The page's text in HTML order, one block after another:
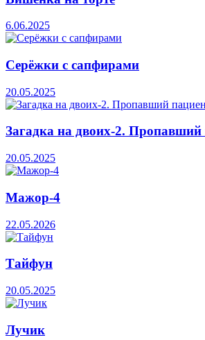
6.06.2025
Серёжки с сапфирами
20.05.2025
Загадка на двоих-2. Пропавший
20.05.2025
Мажор-4
22.05.2026
Тайфун
20.05.2025
Лучик